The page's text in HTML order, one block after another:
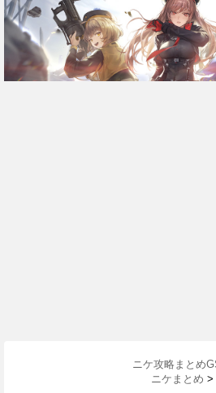
ニケ攻略まとめ
ニケまとめ >